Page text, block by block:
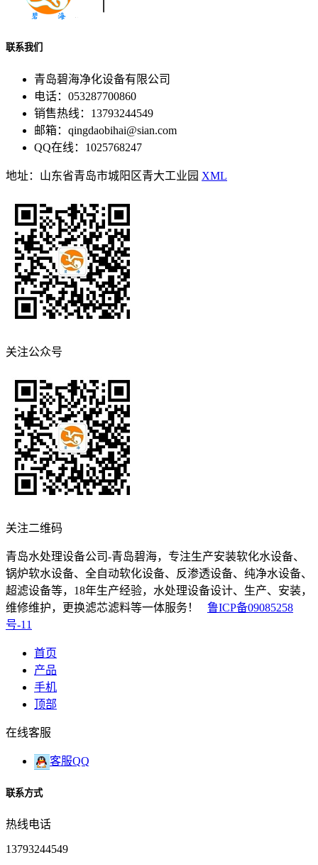
联系我们
青岛碧海净化设备有限公司
电话：053287700860
销售热线：13793244549
邮箱：qingdaobihai@sian.com
QQ在线：1025768247
地址：山东省青岛市城阳区青大工业园 XML
关注公众号
关注二维码
青岛水处理设备公司-青岛碧海，专注生产安装软化水设备、
锅炉软水设备、全自动软化设备、反渗透设备、纯净水设备、
超滤设备等，18年生产经验，水处理设备设计、生产、安装，
维修维护，更换滤芯滤料等一体服务！ 鲁ICP备09085258
号-11
首页
产品
手机
顶部
在线客服
客服QQ
联系方式
热线电话
13793244549